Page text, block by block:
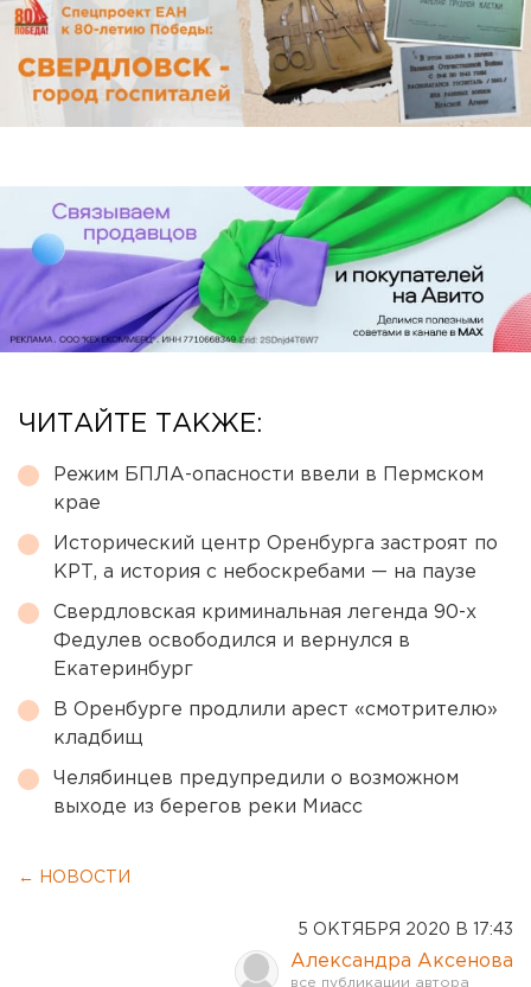
ЧИТАЙТЕ ТАКЖЕ:
Режим БПЛА-опасности ввели в Пермском
крае
Исторический центр Оренбурга застроят по
КРТ, а история с небоскребами — на паузе
Свердловская криминальная легенда 90-х
Федулев освободился и вернулся в
Екатеринбург
В Оренбурге продлили арест «смотрителю»
кладбищ
Челябинцев предупредили о возможном
выходе из берегов реки Миасс
← НОВОСТИ
5 ОКТЯБРЯ 2020 В 17:43
Александра Аксенова